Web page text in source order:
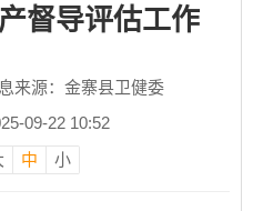
督导评估工作
来源：金寨县卫健委
09-22 10:52
中 小